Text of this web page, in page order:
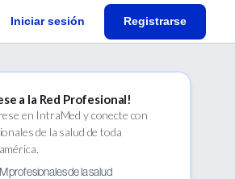
Iniciar sesión Registrarse
a la Red Profesional!
en IntraMed y conecte con
de la salud de toda
M profesionales de la salud